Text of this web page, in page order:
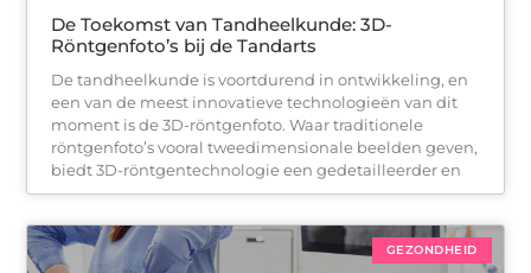
De Toekomst van Tandheelkunde: 3D-
Röntgenfoto’s bij de Tandarts
De tandheelkunde is voortdurend in ontwikkeling, en
een van de meest innovatieve technologieën van dit
moment is de 3D-röntgenfoto. Waar traditionele
röntgenfoto’s vooral tweedimensionale beelden geven,
biedt 3D-röntgentechnologie een gedetailleerder en
GEZONDHEID